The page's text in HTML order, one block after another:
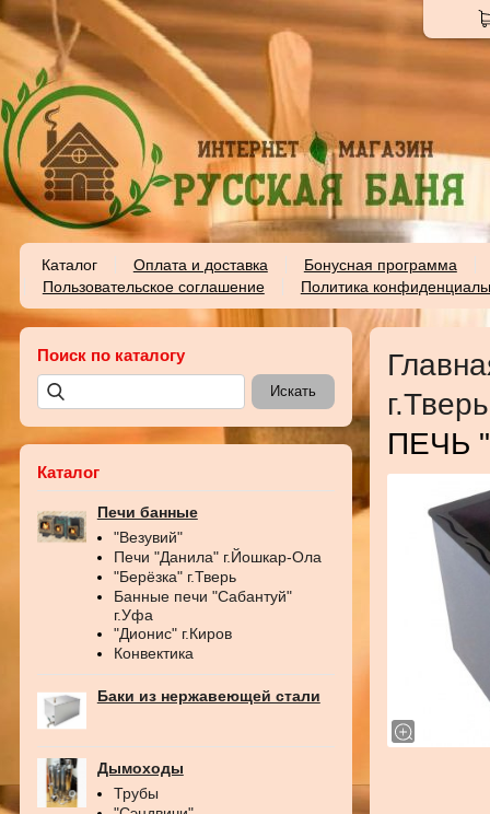
Каталог Оплата и доставка
Бонусная программа
Пользовательское соглашение
Политика
Поиск по каталогу
Каталог
Печи банные
"Везувий"
Печи "Данила" г.Йошкар-Ола
"Берёзка" г.Тверь
Банные печи "Сабантуй"
г.Уфа
"Дионис" г.Киров
Конвектика
Баки из нержавеющей стали
Дымоходы
Трубы
г.Тверь
ПЕЧЬ